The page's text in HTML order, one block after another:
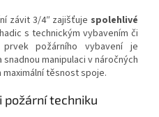
závit 3/4″ zajišťuje spolehlivé
s technickým vybavením či
požárního vybavení je
manipulaci v náročných
těsnost spoje.
požární techniku